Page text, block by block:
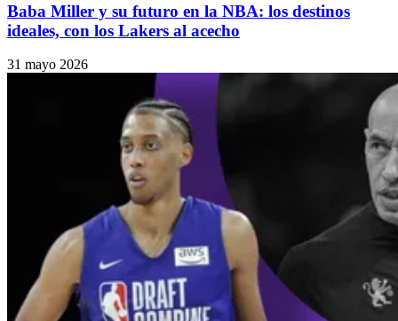
Baba Miller y su futuro en la NBA: los destinos
ideales, con los Lakers al acecho
31 mayo 2026